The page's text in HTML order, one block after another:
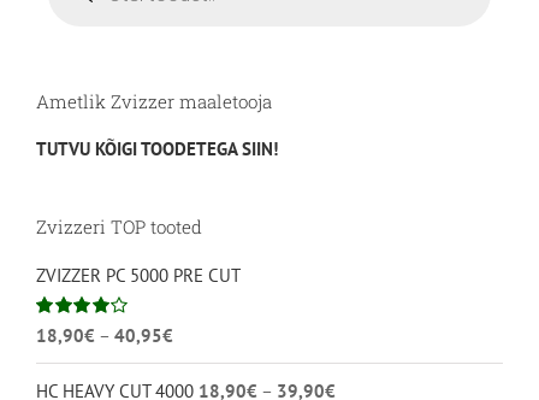
Ametlik Zvizzer maaletooja
TUTVU KÕIGI TOODETEGA SIIN!
Zvizzeri TOP tooted
ZVIZZER PC 5000 PRE CUT
Hinnanguga
18,90€ – 40,95€
18,90€
kuni
HC HEAVY CUT 4000 18,90€ – 39,90€